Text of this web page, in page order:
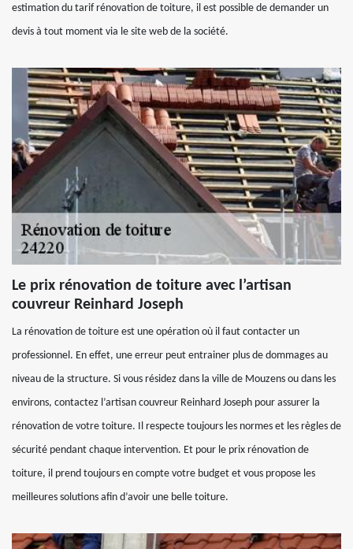
estimation du tarif rénovation de toiture, il est possible de demander un
devis à tout moment via le site web de la société.
Le prix rénovation de toiture avec l’artisan
couvreur Reinhard Joseph
La rénovation de toiture est une opération où il faut contacter un
professionnel. En effet, une erreur peut entrainer plus de dommages au
niveau de la structure. Si vous résidez dans la ville de Mouzens ou dans les
environs, contactez l’artisan couvreur Reinhard Joseph pour assurer la
rénovation de votre toiture. Il respecte toujours les normes et les règles de
sécurité pendant chaque intervention. Et pour le prix rénovation de
toiture, il prend toujours en compte votre budget et vous propose les
meilleures solutions afin d’avoir une belle toiture.